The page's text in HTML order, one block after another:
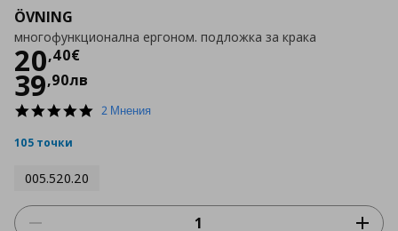
ÖVNING
многофункционална ергоном. подложка за крака
20,40€
Цена
39,90лв
5.0
2 Мнения
105 точки
005.520.20